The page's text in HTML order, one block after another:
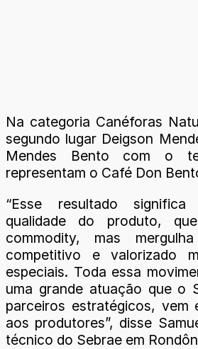
Na categoria Canéforas
segundo lugar Deigson
Mendes Bento com o
representam o Café Don
“Esse resultado
qualidade do produto,
commodity, mas
competitivo e valorizado
especiais. Toda essa
uma grande atuação que o
parceiros estratégicos, vem
aos produtores”, disse
técnico do Sebrae em